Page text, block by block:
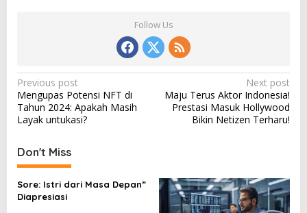
Follow Us
P
o
s
t
n
a
v
Previous post
Mengupas Potensi NFT di
Tahun 2024: Apakah Masih
Layak untukasi?
Next post
Maju Terus Aktor Indonesia!
Prestasi Masuk Hollywood
Bikin Netizen Terharu!
Don't Miss
Sore: Istri dari Masa Depan”
Diapresiasi